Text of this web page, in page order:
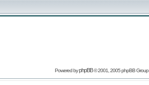
Powered byphpBB© 2001, 2005 phpBB Group